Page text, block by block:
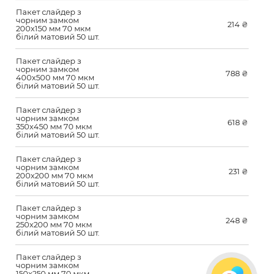
Пакет слайдер з
чорним замком
200х150 мм 70 мкм
білий матовий 50 шт.
214 ₴
Пакет слайдер з
чорним замком
400х500 мм 70 мкм
білий матовий 50 шт.
788 ₴
Пакет слайдер з
чорним замком
350х450 мм 70 мкм
білий матовий 50 шт.
618 ₴
Пакет слайдер з
чорним замком
200х200 мм 70 мкм
білий матовий 50 шт.
231 ₴
Пакет слайдер з
чорним замком
250х200 мм 70 мкм
білий матовий 50 шт.
248 ₴
Пакет слайдер з
чорним замком
231₴